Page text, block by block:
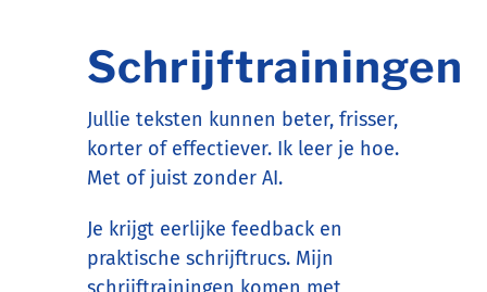
Schrijftrainingen
Jullie teksten kunnen beter, frisser,
korter of effectiever. Ik leer je hoe.
Met of juist zonder AI.
Je krijgt eerlijke feedback en
praktische schrijftrucs. Mijn